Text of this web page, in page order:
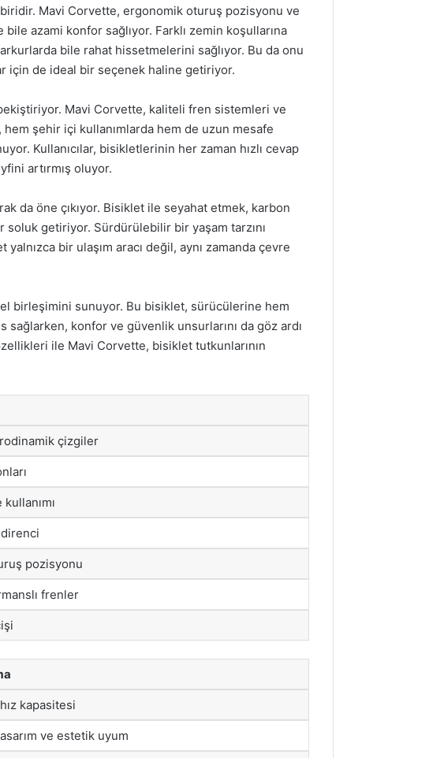
Mavi Corvette, ergonomik oturuş pozisyonu ve
azami konfor sağlıyor. Farklı zemin koşullarına
bile rahat hissetmelerini sağlıyor. Bu da onu
için de ideal bir seçenek haline getiriyor.
Mavi Corvette, kaliteli fren sistemleri ve
hem şehir içi kullanımlarda hem de uzun mesafe
Kullanıcılar, bisikletlerinin her zaman hızlı cevap
artırmış oluyor.
da öne çıkıyor. Bisiklet ile seyahat etmek, karbon
soluk getiriyor. Sürdürülebilir bir yaşam tarzını
bir ulaşım aracı değil, aynı zamanda çevre
birleşimini sunuyor. Bu bisiklet, sürücülerine hem
konfor ve güvenlik unsurlarını da göz ardı
ile Mavi Corvette, bisiklet tutkunlarının
çizgiler
pozisyonu
frenler
kapasitesi
ve estetik uyum